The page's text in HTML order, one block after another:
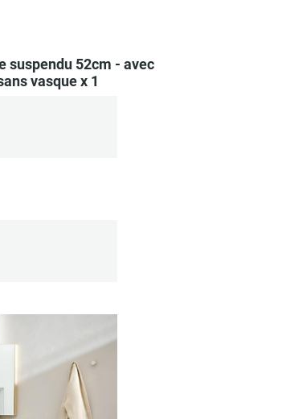
suspendu 52cm - avec
vasque x 1